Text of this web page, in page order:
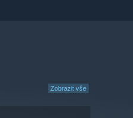
Zobrazit vše